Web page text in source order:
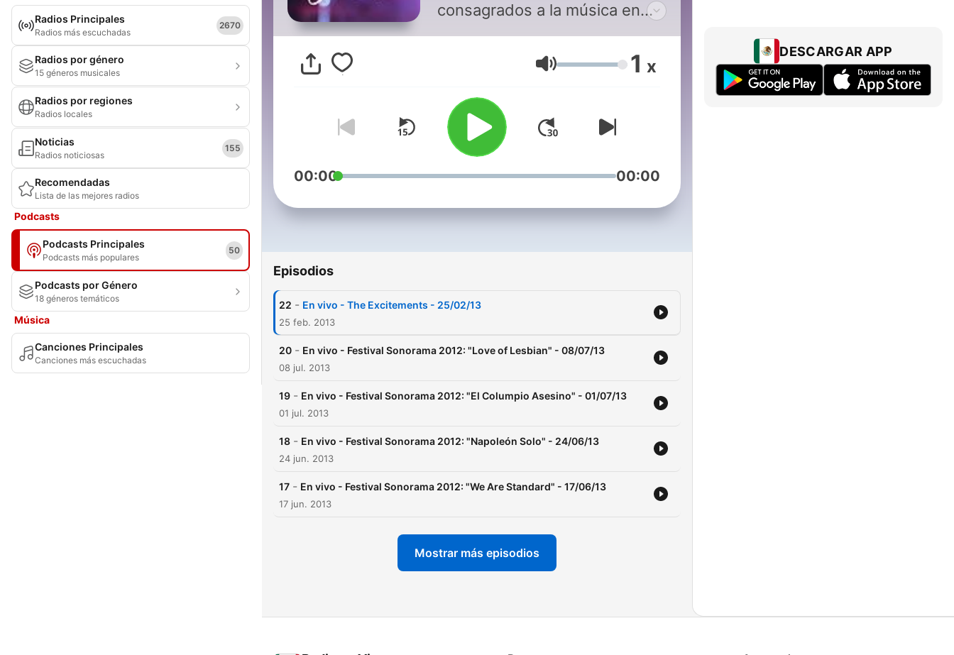
Radios Principales
Radios más escuchadas
2670
Radios por género
15 géneros musicales
Radios por regiones
Radios locales
Noticias
Radios noticiosas
155
Recomendadas
Lista de las mejores radios
Podcasts
Podcasts Principales
Podcasts más populares
50
Podcasts por Género
18 géneros temáticos
Música
Canciones Principales
Canciones más escuchadas
consagrados a la música en
Volumen 1 x
00:00 00:00
Episodios
22 - En vivo - The Excitements - 25/02/13
25 feb. 2013
20 - En vivo - Festival Sonorama 2012: "Love of Lesbian" - 08/07/13
08 jul. 2013
19 - En vivo - Festival Sonorama 2012: "El Columpio Asesino" - 01/07/13
01 jul. 2013
18 - En vivo - Festival Sonorama 2012: "Napoleón Solo" - 24/06/13
24 jun. 2013
17 - En vivo - Festival Sonorama 2012: "We Are Standard" - 17/06/13
17 jun. 2013
Mostrar más episodios
DESCARGAR APP